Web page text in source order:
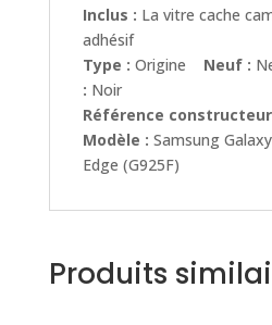
Inclus : La vitre cache
adhésif
Type : Origine Neuf :
: Noir
Référence
Modèle : Samsung
Edge (G925F)
Produits